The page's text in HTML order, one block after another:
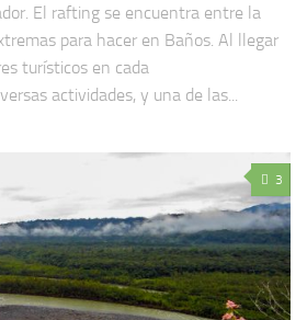
El rafting se encuentra entre la
para hacer en Baños. Al llegar
turísticos en cada
actividades, y una de las...
3